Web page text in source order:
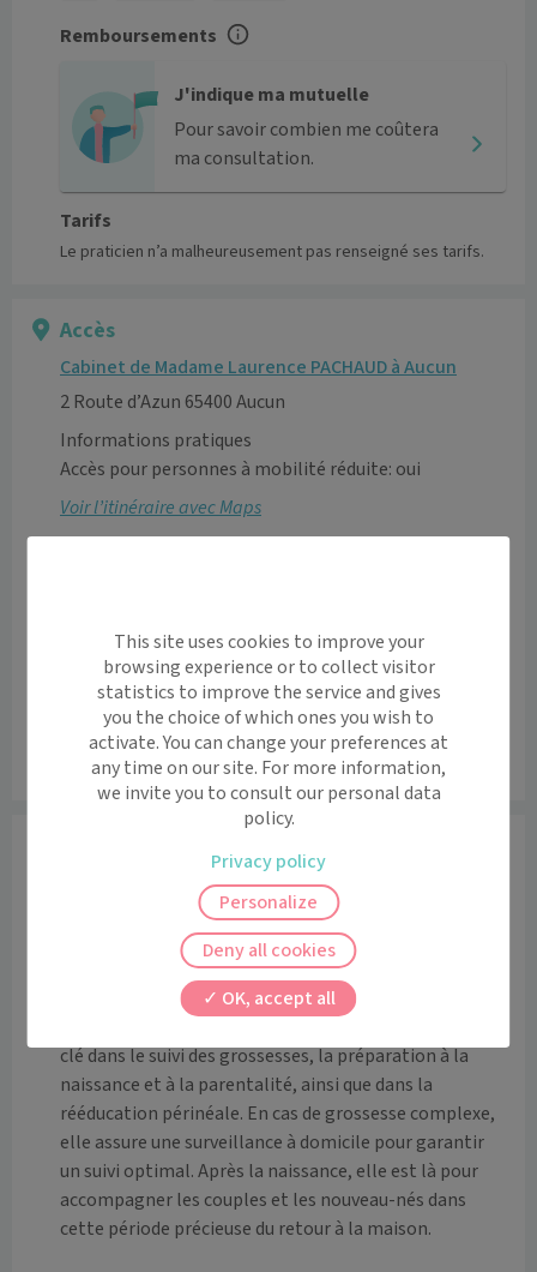
Remboursements
J'indique ma mutuelle
Pour savoir combien me coûtera
ma consultation.
Tarifs
Le praticien n’a malheureusement pas renseigné ses tarifs.
Accès
Cabinet de Madame Laurence PACHAUD à Aucun
2 Route d’Azun 65400 Aucun
Informations pratiques
Accès pour personnes à mobilité réduite: oui
Voir l’itinéraire avec Maps
Leaflet|©OpenStreetMapcontributors
experte en gynécologie et obstétrique. Elle
accompagne les femmes dès l'âge de 15 ans pour leur
suivi gynécologique, la prescription de tout type de
clé dans le suivi des grossesses, la préparation à la
naissance et à la parentalité, ainsi que dans la
rééducation périnéale. En cas de grossesse complexe,
elle assure une surveillance à domicile pour garantir
un suivi optimal. Après la naissance, elle est là pour
accompagner les couples et les nouveau-nés dans
cette période précieuse du retour à la maison.
This site uses cookies to improve your
browsing experience or to collect visitor
statistics to improve the service and gives
you the choice of which ones you wish to
activate. You can change your preferences at
any time on our site. For more information,
we invite you to consult our personal data
policy.
OK, accept all
Deny all cookies
Personalize
Privacy policy